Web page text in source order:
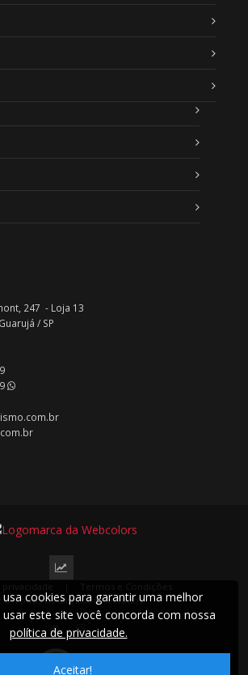
247 - Loja 13
/ SP
© Todos os direitos reservados.
usa cookies para garantir uma melhor
usar este site você concorda com nossa
política de privacidade.
Aceitar!